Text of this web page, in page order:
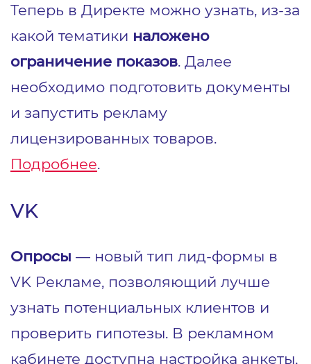
Теперь в Директе можно узнать, из-за
какой тематики наложено
ограничение показов. Далее
необходимо подготовить документы
и запустить рекламу
лицензированных товаров.
Подробнее.
VK
Опросы — новый тип лид-формы в
VK Рекламе, позволяющий лучше
узнать потенциальных клиентов и
проверить гипотезы. В рекламном
кабинете доступна настройка анкеты,